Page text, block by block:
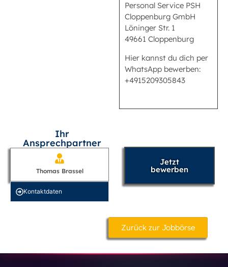
Personal Service PSH
Cloppenburg GmbH
Löninger Str. 1
49661 Cloppenburg
Hier kannst du dich per
WhatsApp bewerben:
+4915209305843
Ihr
Ansprechpartner
Thomas Brassel
Kontakt­daten
Jetzt
bewerben
Zurück zur Jobbörse